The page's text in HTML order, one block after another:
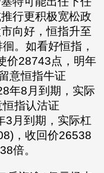
行更积极宽松政
向好，恒指升至
。如看好恒指，
价28743点，明年
意恒指牛证
年8月到期，实际
指认沽证
3月到期，实际杠
，收回价26538
倍。